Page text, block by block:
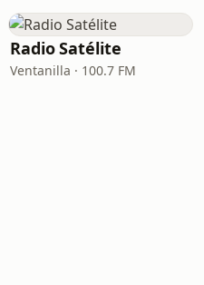
Radio Satélite
Ventanilla · 100.7 FM